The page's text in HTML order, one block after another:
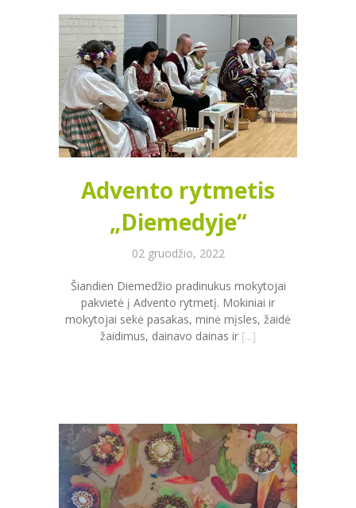
Advento rytmetis
„Diemedyje“
02 gruodžio, 2022
Šiandien Diemedžio pradinukus mokytojai
pakvietė į Advento rytmetį. Mokiniai ir
mokytojai sekė pasakas, minė mįsles, žaidė
žaidimus, dainavo dainas ir [...]